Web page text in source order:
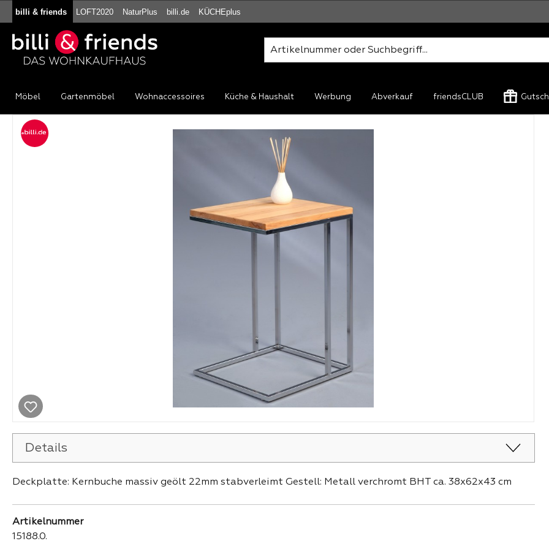
Hauptinhalt springen
Zur Suche springen
Zur Hauptnavigation springen
billi & friends LOFT2020 NaturPlus billi.de KÜCHEplus
Möbel Gartenmöbel Wohnaccessoires Küche & Haushalt Werbung Abverkauf friendsCLUB
Bildergalerie überspringen
Details
Deckplatte: Kernbuche massiv geölt 22mm stabverleimt Gestell: Metall verchromt BHT ca. 38x62x43 cm
Artikelnummer
15188.0.